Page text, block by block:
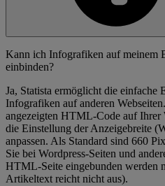
Kann ich Infografiken auf meinem
einbinden?
Ja, Statista ermöglicht die einfache
Infografiken auf anderen
angezeigten HTML-Code auf Ihrer
die Einstellung der Anzeigebreite
anpassen. Als Standard sind 660
Sie bei Wordpress-Seiten und
HTML-Seite eingebunden werden
Artikeltext reicht nicht aus).